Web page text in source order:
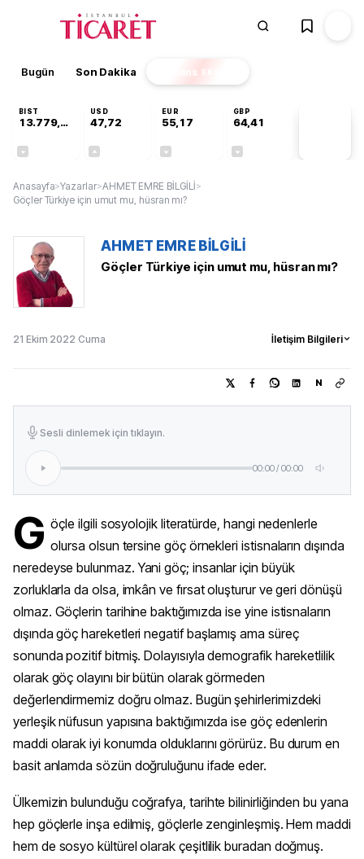
Bugün Son Dakika Finans EKSTRA
BIST
13.779,39
USD
47,72
EUR
55,17
GBP
64,41
Anasayfa>Yazarlar>AHMET EMRE BİLGİLİ>
Göçler Türkiye için umut mu, hüsran mı?
AHMET EMRE BİLGİLİ
Göçler Türkiye için umut mu, hüsran mı?
21 Ekim 2022 Cuma İletişim Bilgileri
N
Sesli dinlemek için tıklayın.
00:00/00:00
G öçle ilgili sosyolojik literatürde, hangi nedenlerle
olursa olsun tersine göç örnekleri istisnaların dışında
neredeyse bulunmaz. Yani göç; insanlar için büyük
zorluklarla da olsa, imkân ve fırsat oluşturur ve geri dönüşü
olmaz. Göçlerin tarihine baktığımızda ise yine istisnaların
dışında göç hareketleri negatif başlamış ama süreç
sonunda pozitif bitmiş. Dolayısıyla demografik hareketlilik
olarak göç olayını bir bütün olarak görmeden
değerlendirmemiz doğru olmaz. Bugün şehirlerimizdeki
yerleşik nüfusun yapısına baktığımızda ise göç edenlerin
maddi olarak iyi konumda olduklarını görürüz. Bu durum en
basit anlamda sözün doğruluğunu ifade eder.
Ülkemizin bulunduğu coğrafya, tarihte bilinirliğinden bu yana
hep göçlerle inşa edilmiş, göçlerle zenginleşmiş. Hem maddi
hem de sosyo kültürel olarak çeşitlilik buradan doğmuş.